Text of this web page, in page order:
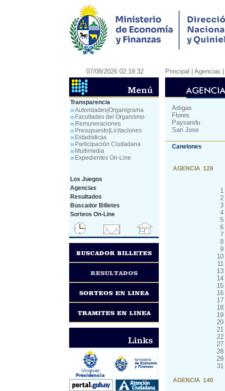
07/08/2026 02:19:32 Principal | Agencias |
Transparencia
Autoridades|Organigrama
Facultades del Organismo
Remuneraciones
Presupuesto|Licitaciones
Estadísticas
Participación Ciudadana
Multimedia
Expedientes On-Line
Los Juegos
Agencias
Resultados
Buscador Billetes
Sorteos On-Line
Artigas
Flores
Paysandu
San Jose
Canelones
AGENCIA 128
1
2
3
4
5
6
7
8
9
10
11
13
14
15
16
17
18
19
20
21
22
27
28
29
31
AGENCIA 140